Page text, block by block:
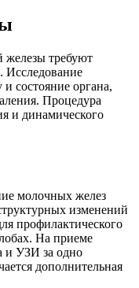
железы требуют
Исследование
состояние органа,
Процедура
и динамического
молочных желез
изменений
профилактического
На приеме
и УЗИ за одно
дополнительная